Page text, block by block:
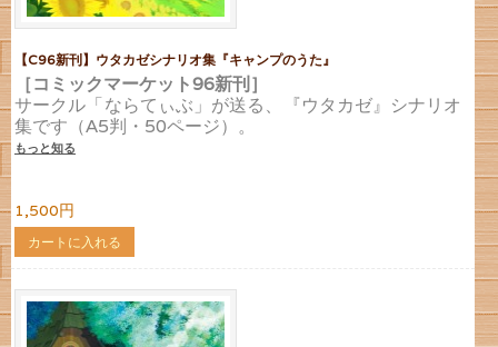
【C96新刊】ウタカゼシナリオ集『キャンプのうた』
［コミックマーケット96新刊］
サークル「ならてぃぶ」が送る、『ウタカゼ』シナリオ
集です（A5判・50ページ）。
もっと知る
1,500円
カートに入れる